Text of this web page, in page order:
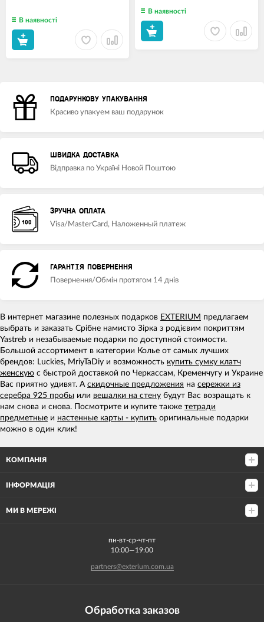
В наявності
В наявності
ПОДАРУНКОВУ УПАКУВАННЯ
Красиво упакуем ваш подарунок
ШВИДКА ДОСТАВКА
Відправка по Україні Новой Поштою
ЗРУЧНА ОПЛАТА
Visa/MasterCard, Наложенный платеж
ГАРАНТІЯ ПОВЕРНЕННЯ
Повернення/Обмін протягом 14 днів
В интернет магазине полезных подарков EXTERIUM предлагаем
выбрать и заказать Срібне намисто Зірка з родієвим покриттям
Yastreb и незабываемые подарки по доступной стоимости.
Большой ассортимент в категории Колье от самых лучших
брендов: Luckies, MriyTaDiy и возможность купить сумку клатч
женскую с быстрой доставкой по Черкассам, Кременчугу и Украине
Вас приятно удивят. А скидочные предложения на сережки из
серебра 925 пробы или вешалки на стену будут Вас возращать к
нам снова и снова. Посмотрите и купите также тетради
предметные и настенные карты - купить оригинальные подарки
можно в один клик!
КОМПАНІЯ
ІНФОРМАЦІЯ
МИ В МЕРЕЖІ
пн-вт-ср-чт-пт
10:00—19:00
partners@exterium.com.ua
Обработка заказов